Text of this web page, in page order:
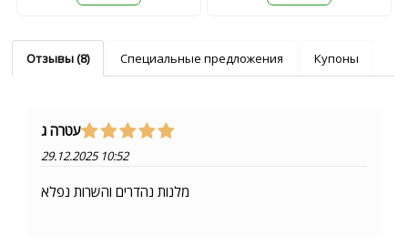
Отзывы (8) Специальные предложения Купоны
עטרה ג
29.12.2025 10:52
מלנות נהדרים והשרות נפלא